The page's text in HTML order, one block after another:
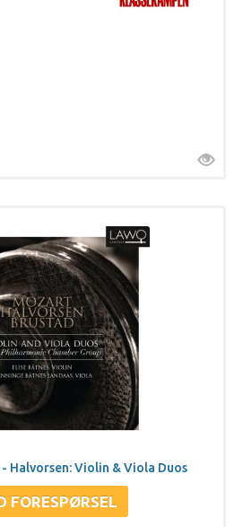
Halvorsen: Violin & Viola Duos